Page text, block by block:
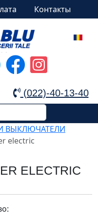
Контакты
(022)-40-13-40
ВЫКЛЮЧАТЕЛИ
electric
ELECTRIC